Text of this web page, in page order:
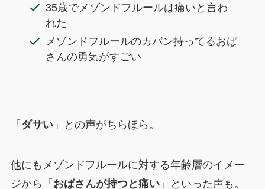
35歳でメゾンドフルールは痛いと言わ
れた
メゾンドフルールのカバン持ってるおば
さんの勇気がすごい
「 ダサい」との声がちらほら。
他にもメゾンドフルールに対する年齢層のイメー
ジから「 おばさんが持つと痛い」といった声も。